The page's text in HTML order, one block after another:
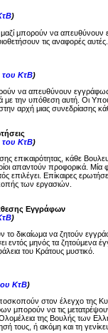
)
μαζί μπορούν να
τις αναφορές
του ΚτΒ)
να απευθύνουν
με την υπόθεση αυτή. Οι
αρχή μιας συνεδρίασης
του ΚτΒ)
επικαιρότητας, κάθε
απαντούν προφορικά. Μία
επιλέγει. Επίκαιρες
των εργασιών.
Εγγράφων
)
το δικαίωμα να ζητούν
εντός μηνός τα
του Κράτους μυστικό.
ΚτΒ)
στον έλεγχο της
μπορούν να τις
της Βουλής των
τους, ή ακόμη και τη